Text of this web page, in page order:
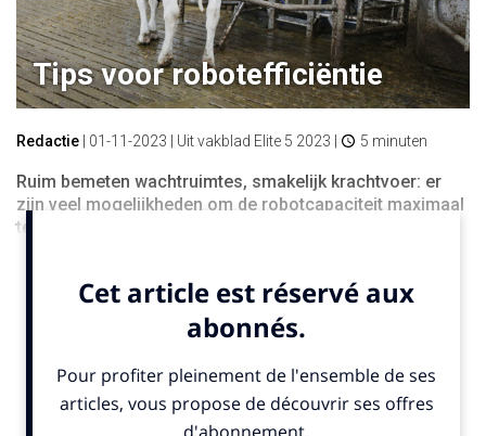
Tips voor robotefficiëntie
Redactie 01-11-2023 | Uit vakblad Elite 5 2023 | 5 minuten
Ruim bemeten wachtruimtes, smakelijk krachtvoer: er
zijn veel mogelijkheden om de robotcapaciteit maximaal
te benutten. Tips van vier melkveehouders.